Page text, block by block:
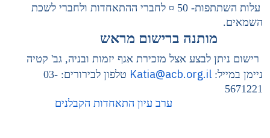
עלות השתתפות- 50 ¤ לחברי ההתאחדות ולחברי לשכת
השמאים.
מותנה ברישום מראש
רישום ניתן לבצע אצל מזכירת אגף יזמות ובניה, גב' קטיה
ניימן במייל: Katia@acb.org.il
טלפון לבירורים: 03-
5671221
ערב עיון התאחדות הקבלנים